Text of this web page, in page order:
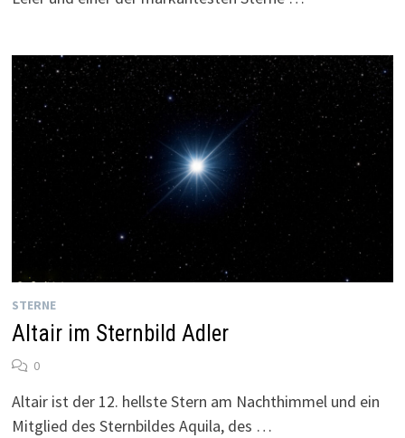
STERNE
Altair im Sternbild Adler
0
Altair ist der 12. hellste Stern am Nachthimmel und ein
Mitglied des Sternbildes Aquila, des …